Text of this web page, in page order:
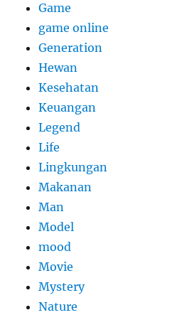
Game
game online
Generation
Hewan
Kesehatan
Keuangan
Legend
Life
Lingkungan
Makanan
Man
Model
mood
Movie
Mystery
Nature